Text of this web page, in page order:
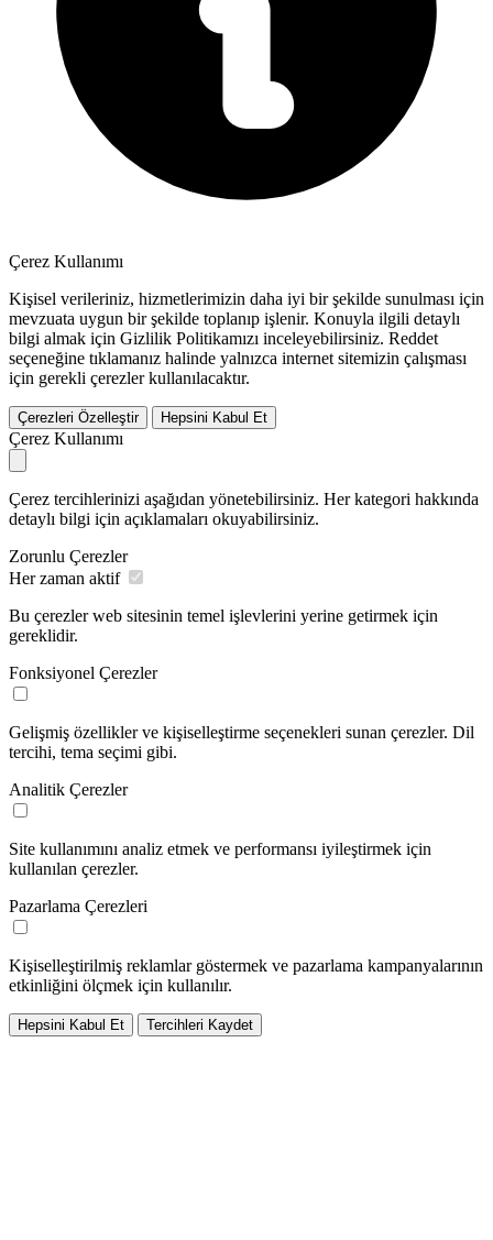
Çerez Kullanımı
Kişisel verileriniz, hizmetlerimizin daha iyi bir şekilde sunulması için
mevzuata uygun bir şekilde toplanıp işlenir. Konuyla ilgili detaylı
bilgi almak için Gizlilik Politikamızı inceleyebilirsiniz. Reddet
seçeneğine tıklamanız halinde yalnızca internet sitemizin çalışması
için gerekli çerezler kullanılacaktır.
Çerezleri Özelleştir Hepsini Kabul Et
Çerez Kullanımı
Çerez tercihlerinizi aşağıdan yönetebilirsiniz. Her kategori hakkında
detaylı bilgi için açıklamaları okuyabilirsiniz.
Zorunlu Çerezler
Her zaman aktif
Bu çerezler web sitesinin temel işlevlerini yerine getirmek için
gereklidir.
Fonksiyonel Çerezler
Gelişmiş özellikler ve kişiselleştirme seçenekleri sunan çerezler. Dil
tercihi, tema seçimi gibi.
Analitik Çerezler
Site kullanımını analiz etmek ve performansı iyileştirmek için
kullanılan çerezler.
Pazarlama Çerezleri
Kişiselleştirilmiş reklamlar göstermek ve pazarlama kampanyalarının
etkinliğini ölçmek için kullanılır.
Hepsini Kabul Et Tercihleri Kaydet